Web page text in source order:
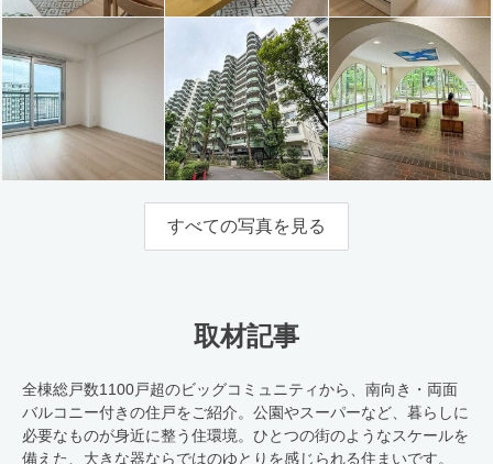
すべての写真を見る
取材記事
全棟総戸数1100戸超のビッグコミュニティから、南向き・両面
バルコニー付きの住戸をご紹介。公園やスーパーなど、暮らしに
必要なものが身近に整う住環境。ひとつの街のようなスケールを
備えた、大きな器ならではのゆとりを感じられる住まいです。